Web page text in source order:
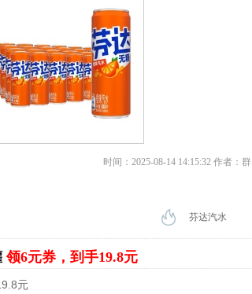
时间：2025-08-14 14:15:32 作者：群
芬达汽水
领6元券，到手19.8元
元